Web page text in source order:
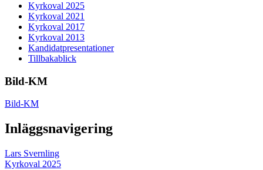
Kyrkoval 2025
Kyrkoval 2021
Kyrkoval 2017
Kyrkoval 2013
Kandidatpresentationer
Tillbakablick
Bild-KM
Bild-KM
Inläggsnavigering
Lars Svernling
Kyrkoval 2025